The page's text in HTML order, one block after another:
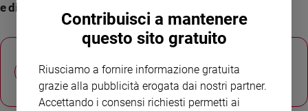
e di intenti è un fatto straordinario
che custodisce l’unità della
Repubblica
Contribuisci a mantenere
questo sito gratuito
Riusciamo a fornire informazione gratuita
grazie alla pubblicità erogata dai nostri partner.
Accettando i consensi richiesti permetti ai